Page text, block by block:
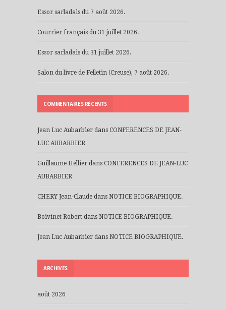
Essor sarladais du 7 août 2026.
Courrier français du 31 juillet 2026.
Essor sarladais du 31 juillet 2026.
Salon du livre de Felletin (Creuse), 7 août 2026.
COMMENTAIRES RÉCENTS
Jean Luc Aubarbier dans CONFERENCES DE JEAN-
LUC AUBARBIER
Guillaume Hellier dans CONFERENCES DE JEAN-LUC
AUBARBIER
CHERY Jean-Claude dans NOTICE BIOGRAPHIQUE.
Boivinet Robert dans NOTICE BIOGRAPHIQUE.
Jean Luc Aubarbier dans NOTICE BIOGRAPHIQUE.
ARCHIVES
août 2026